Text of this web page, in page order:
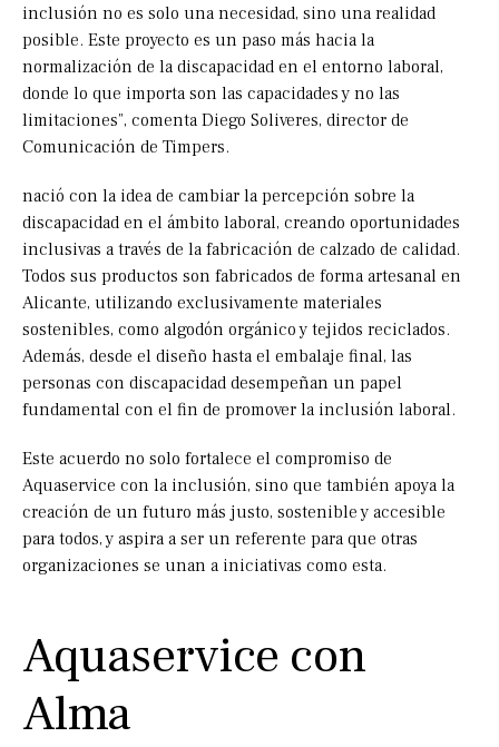
inclusión no es solo una necesidad, sino una realidad
posible. Este proyecto es un paso más hacia la
normalización de la discapacidad en el entorno laboral,
donde lo que importa son las capacidades y no las
limitaciones”, comenta Diego Soliveres, director de
Comunicación de Timpers.
nació con la idea de cambiar la percepción sobre la
discapacidad en el ámbito laboral, creando oportunidades
inclusivas a través de la fabricación de calzado de calidad.
Todos sus productos son fabricados de forma artesanal en
Alicante, utilizando exclusivamente materiales
sostenibles, como algodón orgánico y tejidos reciclados.
Además, desde el diseño hasta el embalaje final, las
personas con discapacidad desempeñan un papel
fundamental con el fin de promover la inclusión laboral.
Este acuerdo no solo fortalece el compromiso de
Aquaservice con la inclusión, sino que también apoya la
creación de un futuro más justo, sostenible y accesible
para todos, y aspira a ser un referente para que otras
organizaciones se unan a iniciativas como esta.
Aquaservice con
Alma